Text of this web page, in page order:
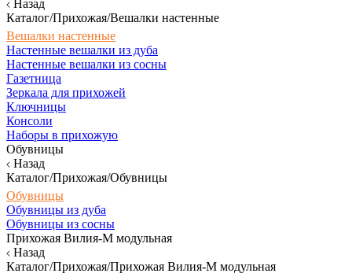
Назад
Каталог/Прихожая/Вешалки настенные
Вешалки настенные
Настенные вешалки из дуба
Настенные вешалки из сосны
Газетница
Зеркала для прихожей
Ключницы
Консоли
Наборы в прихожую
Обувницы
Назад
Каталог/Прихожая/Обувницы
Обувницы
Обувницы из дуба
Обувницы из сосны
Прихожая Вилия-М модульная
Назад
Каталог/Прихожая/Прихожая Вилия-М модульная